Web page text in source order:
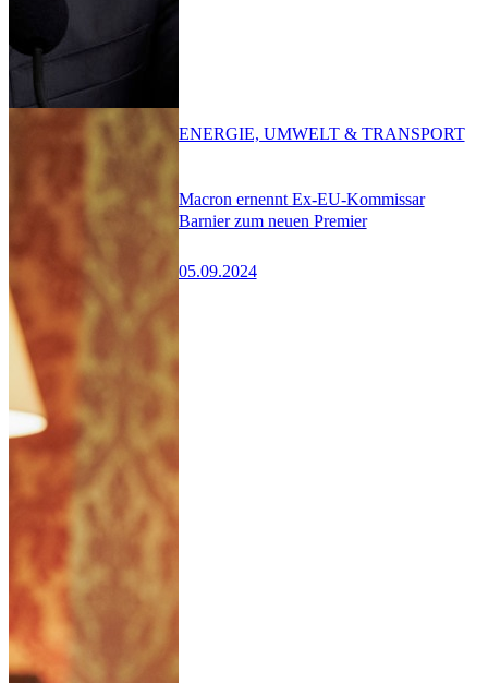
Macron ernennt Ex-EU-Kommissar
Barnier zum neuen Premier
05.09.2024
ENERGIE, UMWELT & TRANSPORT